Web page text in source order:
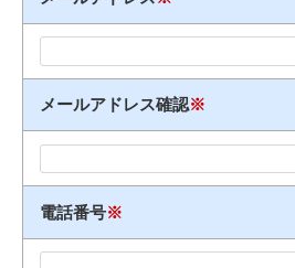
メールアドレス確認※
電話番号※